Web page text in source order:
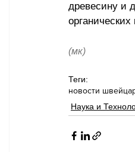
древесину и
(мк)
Теги:
новости
Наука и